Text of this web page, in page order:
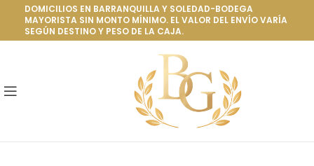
DOMICILIOS EN BARRANQUILLA Y SOLEDAD-BODEGA
MAYORISTA SIN MONTO MÍNIMO. EL VALOR DEL ENVÍO VARÍA
SEGÚN DESTINO Y PESO DE LA CAJA.